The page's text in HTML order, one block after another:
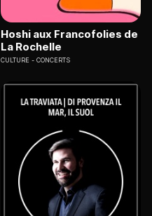
Hoshi aux Francofolies de
La Rochelle
CULTURE CONCERTS